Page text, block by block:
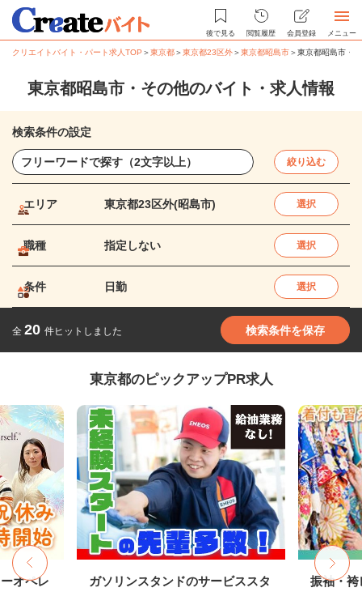
後で見る 閲覧履歴 会員登録 メニュー
クリエイトバイト・パート求人TOP ＞東京都＞東京都23区外＞東京都昭島市＞東京都昭島市・
東京都昭島市・その他のバイト・求人情報
検索条件の設定
絞り込む
エリア 東京都23区外(昭島市) 選択
職種 指定しない 選択
条件 日勤 選択
全 20 件ヒットしました 検索条件を保存
東京都のピックアップPR求人
オペレ
ガソリンスタンドのサービススタ
振袖・袴